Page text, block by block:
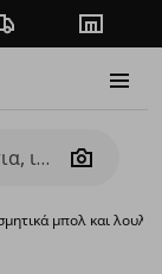
Πορεία παραγγελίας
Camera
μπολ και